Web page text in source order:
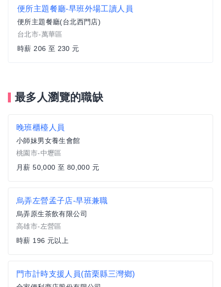
便所主題餐廳-早班外場工讀人員
便所主題餐廳(台北西門店)
台北市-萬華區
時薪 206 至 230 元
最多人瀏覽的職缺
晚班櫃檯人員
小師妹男女養生會館
桃園市-中壢區
月薪 50,000 至 80,000 元
烏弄左營孟子店-早班兼職
烏弄原生茶飲有限公司
高雄市-左營區
時薪 196 元以上
門市計時支援人員(苗栗縣三灣鄉)